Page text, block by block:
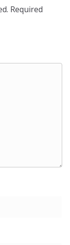
Required